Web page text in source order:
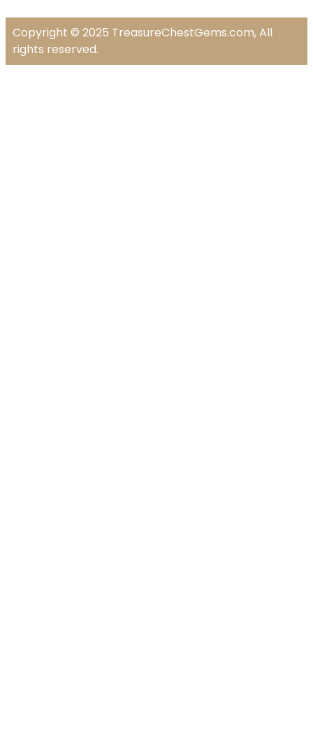
Copyright © 2025 TreasureChestGems.com, All
rights reserved.